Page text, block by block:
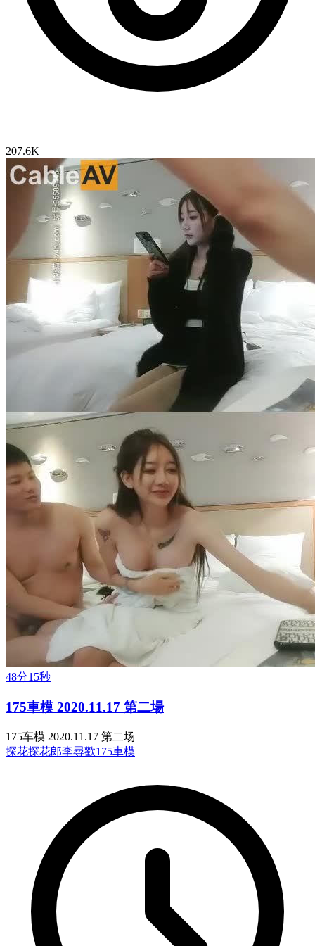
207.6K
48分15秒
175車模 2020.11.17 第二場
175车模 2020.11.17 第二场
探花探花郎李尋歡175車模